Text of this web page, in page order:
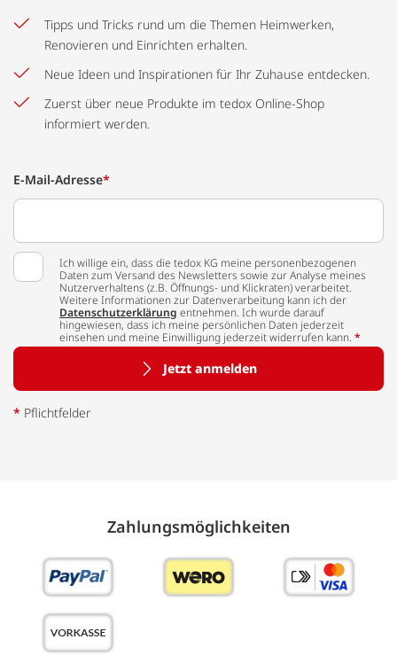
Tipps und Tricks rund um die Themen Heimwerken,
Renovieren und Einrichten erhalten.
Neue Ideen und Inspirationen für Ihr Zuhause entdecken.
Zuerst über neue Produkte im tedox Online-Shop
informiert werden.
E-Mail-Adresse*
Ich willige ein, dass die tedox KG meine personenbezogenen
Daten zum Versand des Newsletters sowie zur Analyse meines
Nutzerverhaltens (z.B. Öffnungs- und Klickraten) verarbeitet.
Weitere Informationen zur Datenverarbeitung kann ich der
Datenschutzerklärung entnehmen. Ich wurde darauf
hingewiesen, dass ich meine persönlichen Daten jederzeit
einsehen und meine Einwilligung jederzeit widerrufen kann. *
Jetzt anmelden
* Pflichtfelder
Zahlungs­möglich­keiten